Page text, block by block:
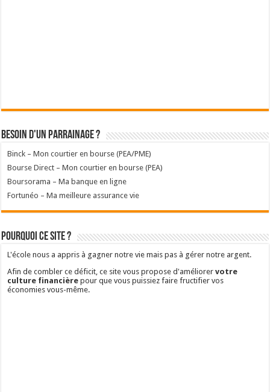
Besoin d'un parrainage ?
Binck – Mon courtier en bourse (PEA/PME)
Bourse Direct – Mon courtier en bourse (PEA)
Boursorama – Ma banque en ligne
Fortunéo – Ma meilleure assurance vie
Pourquoi ce site ?
L'école nous a appris à gagner notre vie mais pas à gérer notre argent.
Afin de combler ce déficit, ce site vous propose d'améliorervotre
culture financière pour que vous puissiez faire fructifier vos
économies vous-même.